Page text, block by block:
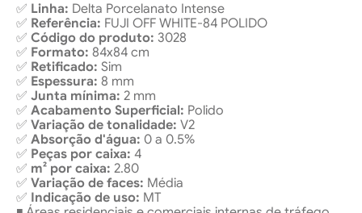
✅ Linha: Delta Porcelanato Intense
✅ Referência: FUJI OFF WHITE-84 POLIDO
✅ Código do produto: 3028
✅ Formato: 84x84 cm
✅ Retificado: Sim
✅ Espessura: 8 mm
✅ Junta mínima: 2 mm
✅ Acabamento Superficial: Polido
✅ Variação de tonalidade: V2
✅ Absorção d'água: 0 a 0.5%
✅ Peças por caixa: 4
✅ m² por caixa: 2.80
✅ Variação de faces: Média
✅ Indicação de uso: MT